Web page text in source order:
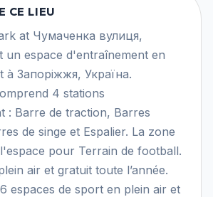
CE LIEU
at Чумаченка вулиця,
un espace d'entraînement en
à Запоріжжя, Україна.
4 stations
: Barre de traction, Barres
de singe et Espalier. La zone
pour Terrain de football.
air et gratuit toute l’année.
espaces de sport en plein air et